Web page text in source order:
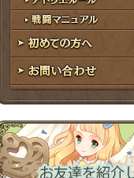
アトリエルール
戦闘マニュアル
初めての方へ
お問い合わせ